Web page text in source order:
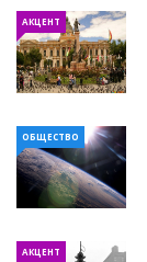
АКЦЕНТ
ОБЩЕСТВО
АКЦЕНТ